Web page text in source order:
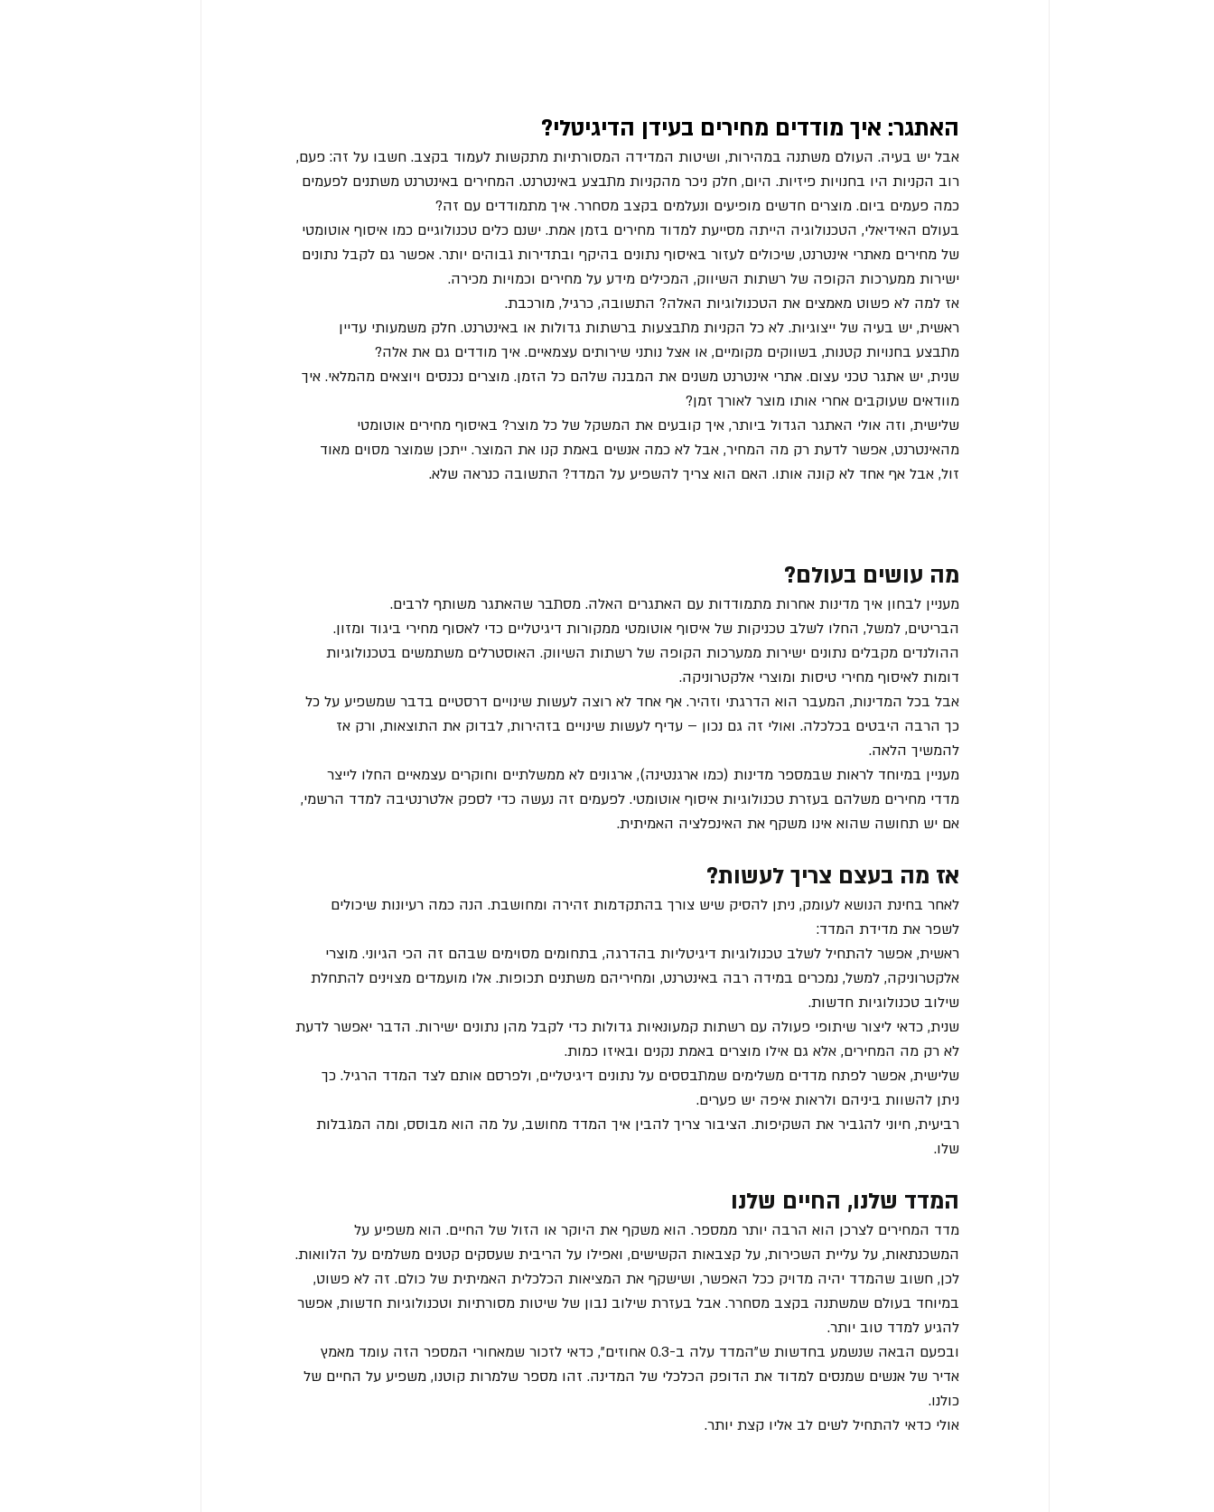
האתגר: איך מודדים מחירים בעידן הדיגיטלי?
אבל יש בעיה. העולם משתנה במהירות, ושיטות המדידה המסורתיות מתקשות לעמוד בקצב. חשבו על זה: פעם,
רוב הקניות היו בחנויות פיזיות. היום, חלק ניכר מהקניות מתבצע באינטרנט. המחירים באינטרנט משתנים לפעמים
כמה פעמים ביום. מוצרים חדשים מופיעים ונעלמים בקצב מסחרר. איך מתמודדים עם זה?
בעולם האידיאלי, הטכנולוגיה הייתה מסייעת למדוד מחירים בזמן אמת. ישנם כלים טכנולוגיים כמו איסוף אוטומטי
של מחירים מאתרי אינטרנט, שיכולים לעזור באיסוף נתונים בהיקף ובתדירות גבוהים יותר. אפשר גם לקבל נתונים
ישירות ממערכות הקופה של רשתות השיווק, המכילים מידע על מחירים וכמויות מכירה.
אז למה לא פשוט מאמצים את הטכנולוגיות האלה? התשובה, כרגיל, מורכבת.
ראשית, יש בעיה של ייצוגיות. לא כל הקניות מתבצעות ברשתות גדולות או באינטרנט. חלק משמעותי עדיין
מתבצע בחנויות קטנות, בשווקים מקומיים, או אצל נותני שירותים עצמאיים. איך מודדים גם את אלה?
שנית, יש אתגר טכני עצום. אתרי אינטרנט משנים את המבנה שלהם כל הזמן. מוצרים נכנסים ויוצאים מהמלאי. איך
מוודאים שעוקבים אחרי אותו מוצר לאורך זמן?
שלישית, וזה אולי האתגר הגדול ביותר, איך קובעים את המשקל של כל מוצר? באיסוף מחירים אוטומטי
מהאינטרנט, אפשר לדעת רק מה המחיר, אבל לא כמה אנשים באמת קנו את המוצר. ייתכן שמוצר מסוים מאוד
זול, אבל אף אחד לא קונה אותו. האם הוא צריך להשפיע על המדד? התשובה כנראה שלא.
מה עושים בעולם?
מעניין לבחון איך מדינות אחרות מתמודדות עם האתגרים האלה. מסתבר שהאתגר משותף לרבים.
הבריטים, למשל, החלו לשלב טכניקות של איסוף אוטומטי ממקורות דיגיטליים כדי לאסוף מחירי ביגוד ומזון.
ההולנדים מקבלים נתונים ישירות ממערכות הקופה של רשתות השיווק. האוסטרלים משתמשים בטכנולוגיות
דומות לאיסוף מחירי טיסות ומוצרי אלקטרוניקה.
אבל בכל המדינות, המעבר הוא הדרגתי וזהיר. אף אחד לא רוצה לעשות שינויים דרסטיים בדבר שמשפיע על כל
כך הרבה היבטים בכלכלה. ואולי זה גם נכון – עדיף לעשות שינויים בזהירות, לבדוק את התוצאות, ורק אז
להמשיך הלאה.
מעניין במיוחד לראות שבמספר מדינות (כמו ארגנטינה), ארגונים לא ממשלתיים וחוקרים עצמאיים החלו לייצר
מדדי מחירים משלהם בעזרת טכנולוגיות איסוף אוטומטי. לפעמים זה נעשה כדי לספק אלטרנטיבה למדד הרשמי,
אם יש תחושה שהוא אינו משקף את האינפלציה האמיתית.
אז מה בעצם צריך לעשות?
לאחר בחינת הנושא לעומק, ניתן להסיק שיש צורך בהתקדמות זהירה ומחושבת. הנה כמה רעיונות שיכולים
לשפר את מדידת המדד:
ראשית, אפשר להתחיל לשלב טכנולוגיות דיגיטליות בהדרגה, בתחומים מסוימים שבהם זה הכי הגיוני. מוצרי
אלקטרוניקה, למשל, נמכרים במידה רבה באינטרנט, ומחיריהם משתנים תכופות. אלו מועמדים מצוינים להתחלת
שילוב טכנולוגיות חדשות.
שנית, כדאי ליצור שיתופי פעולה עם רשתות קמעונאיות גדולות כדי לקבל מהן נתונים ישירות. הדבר יאפשר לדעת
לא רק מה המחירים, אלא גם אילו מוצרים באמת נקנים ובאיזו כמות.
שלישית, אפשר לפתח מדדים משלימים שמתבססים על נתונים דיגיטליים, ולפרסם אותם לצד המדד הרגיל. כך
ניתן להשוות ביניהם ולראות איפה יש פערים.
רביעית, חיוני להגביר את השקיפות. הציבור צריך להבין איך המדד מחושב, על מה הוא מבוסס, ומה המגבלות
שלו.
המדד שלנו, החיים שלנו
מדד המחירים לצרכן הוא הרבה יותר ממספר. הוא משקף את היוקר או הזול של החיים. הוא משפיע על
המשכנתאות, על עליית השכירות, על קצבאות הקשישים, ואפילו על הריבית שעסקים קטנים משלמים על הלוואות.
לכן, חשוב שהמדד יהיה מדויק ככל האפשר, ושישקף את המציאות הכלכלית האמיתית של כולם. זה לא פשוט,
במיוחד בעולם שמשתנה בקצב מסחרר. אבל בעזרת שילוב נבון של שיטות מסורתיות וטכנולוגיות חדשות, אפשר
להגיע למדד טוב יותר.
ובפעם הבאה שנשמע בחדשות ש"המדד עלה ב-0.3 אחוזים", כדאי לזכור שמאחורי המספר הזה עומד מאמץ
אדיר של אנשים שמנסים למדוד את הדופק הכלכלי של המדינה. זהו מספר שלמרות קוטנו, משפיע על החיים של
כולנו.
אולי כדאי להתחיל לשים לב אליו קצת יותר.